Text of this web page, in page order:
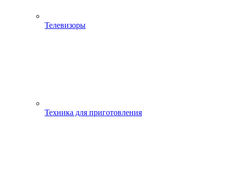
Телевизоры
Техника для приготовления